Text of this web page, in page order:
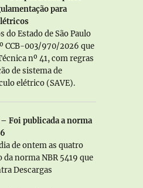
para
do Estado de São Paulo
CCB-003/970/2026 que
nº 41, com regras
de sistema de
elétrico (SAVE).
Foi publicada a norma
de ontem as quatro
da norma NBR 5419 que
Descargas